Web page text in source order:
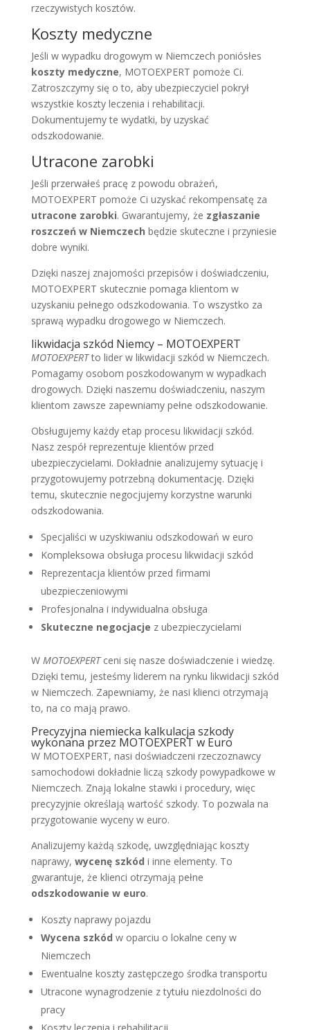
rzeczywistych kosztów.
Koszty medyczne
Jeśli w wypadku drogowym w Niemczech poniósłes
koszty medyczne, MOTOEXPERT pomoże Ci.
Zatroszczymy się o to, aby ubezpieczyciel pokrył
wszystkie koszty leczenia i rehabilitacji.
Dokumentujemy te wydatki, by uzyskać
odszkodowanie.
Utracone zarobki
Jeśli przerwałeś pracę z powodu obrażeń,
MOTOEXPERT pomoże Ci uzyskać rekompensatę za
utracone zarobki. Gwarantujemy, że zgłaszanie
roszczeń w Niemczech będzie skuteczne i przyniesie
dobre wyniki.
Dzięki naszej znajomości przepisów i doświadczeniu,
MOTOEXPERT skutecznie pomaga klientom w
uzyskaniu pełnego odszkodowania. To wszystko za
sprawą wypadku drogowego w Niemczech.
likwidacja szkód Niemcy – MOTOEXPERT
MOTOEXPERTto lider w likwidacji szkód w Niemczech.
Pomagamy osobom poszkodowanym w wypadkach
drogowych. Dzięki naszemu doświadczeniu, naszym
klientom zawsze zapewniamy pełne odszkodowanie.
Obsługujemy każdy etap procesu likwidacji szkód.
Nasz zespół reprezentuje klientów przed
ubezpieczycielami. Dokładnie analizujemy sytuację i
przygotowujemy potrzebną dokumentację. Dzięki
temu, skutecznie negocjujemy korzystne warunki
odszkodowania.
Specjaliści w uzyskiwaniu odszkodowań w euro
Kompleksowa obsługa procesu likwidacji szkód
Reprezentacja klientów przed firmami
ubezpieczeniowymi
Profesjonalna i indywidualna obsługa
Skuteczne negocjacje z ubezpieczycielami
W MOTOEXPERTceni się nasze doświadczenie i wiedzę.
Dzięki temu, jesteśmy liderem na rynku likwidacji szkód
w Niemczech. Zapewniamy, że nasi klienci otrzymają
to, na co mają prawo.
Precyzyjna niemiecka kalkulacja szkody
wykonana przez MOTOEXPERT w Euro
W MOTOEXPERT, nasi doświadczeni rzeczoznawcy
samochodowi dokładnie liczą szkody powypadkowe w
Niemczech. Znają lokalne stawki i procedury, więc
precyzyjnie określają wartość szkody. To pozwala na
przygotowanie wyceny w euro.
Analizujemy każdą szkodę, uwzględniając koszty
naprawy, wycenę szkód i inne elementy. To
gwarantuje, że klienci otrzymają pełne
odszkodowanie w euro.
Koszty naprawy pojazdu
Wycena szkód w oparciu o lokalne ceny w
Niemczech
Ewentualne koszty zastępczego środka transportu
Utracone wynagrodzenie z tytułu niezdolności do
pracy